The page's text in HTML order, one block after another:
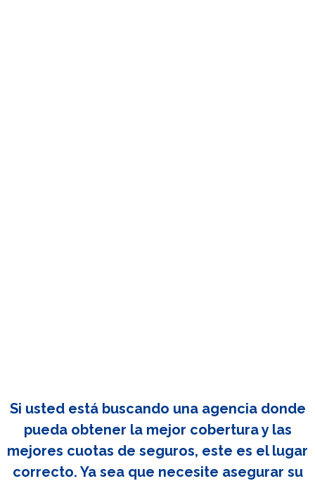
Si usted está buscando una agencia donde
pueda obtener la mejor cobertura y las
mejores cuotas de seguros, este es el lugar
correcto. Ya sea que necesite asegurar su